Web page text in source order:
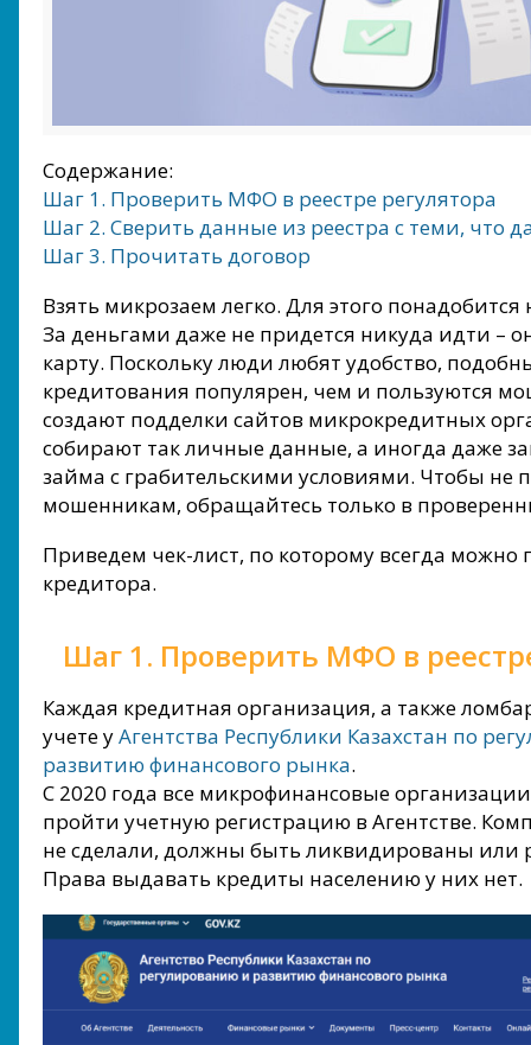
Содержание:
Шаг 1. Проверить МФО в реестре регулятора
Шаг 2. Сверить данные из реестра с теми, что
Шаг 3. Прочитать договор
Взять микрозаем легко. Для этого понадобится
За деньгами даже не придется никуда идти –
карту. Поскольку люди любят удобство,
кредитования популярен, чем и пользуются
создают подделки сайтов микрокредитных
собирают так личные данные, а иногда даже
займа с грабительскими условиями. Чтобы не
мошенникам, обращайтесь только в
Приведем чек-лист, по которому всегда можно
кредитора.
Шаг 1. Проверить МФО в
Каждая кредитная организация, а также
учете уАгентства Республики Казахстан по
развитию финансового рынка.
С 2020 года все микрофинансовые
пройти учетную регистрацию в Агентстве.
не сделали, должны быть ликвидированы или
Права выдавать кредиты населению у них нет.